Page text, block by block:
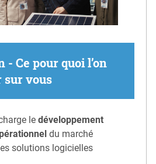
Ce pour quoi l’on
sur vous
ledéveloppement
du marché
solutions logicielles